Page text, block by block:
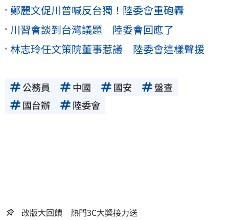
鄭麗文促川普喊反台獨！陸委會重砲轟
川習會談到台灣議題 陸委會回應了
林志玲任文策院董事惹議 陸委會這樣聲援
公務員 中國 國安
盤查
國台辦
陸委會
改版大回饋 熱門3C大獎接力送